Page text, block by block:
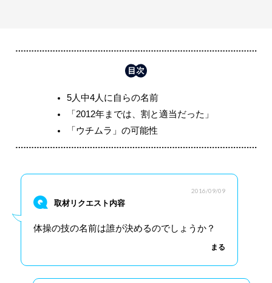
5人中4人に自らの名前
「2012年までは、割と適当だった」
「ウチムラ」の可能性
2016/09/09
取材リクエスト内容
体操の技の名前は誰が決めるのでしょうか？
まる